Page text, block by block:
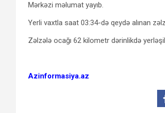
Mərkəzi məlumat yayıb.
Yerli vaxtla saat 03:34-də qeydə alınan
Zəlzələ ocağı 62 kilometr dərinlikdə
Azinformasiya.az